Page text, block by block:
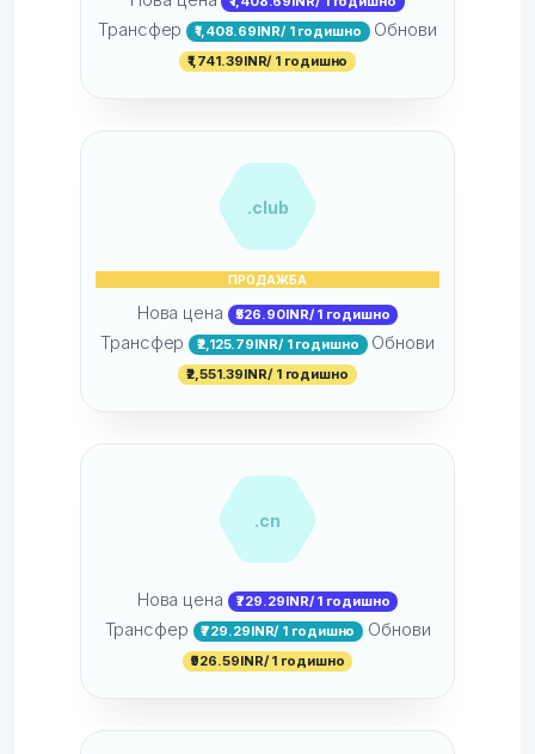
Трансфер ₹1,408.69INR/ 1 годишно Обнови
₹1,741.39INR/ 1 годишно
.club
ПРОДАЖБА
Нова цена ₹526.90INR/ 1 годишно
Трансфер ₹2,125.79INR/ 1 годишно Обнови
₹2,551.39INR/ 1 годишно
.cn
Нова цена ₹729.29INR/ 1 годишно
Трансфер ₹729.29INR/ 1 годишно Обнови
₹926.59INR/ 1 годишно